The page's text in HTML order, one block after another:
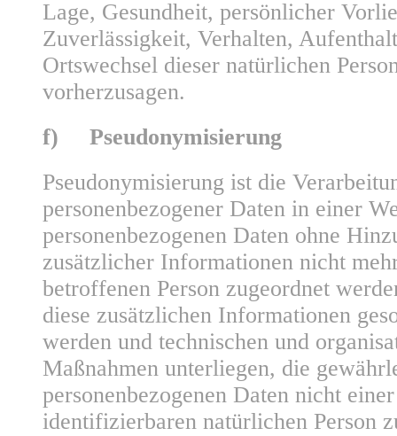
Lage, Gesundheit, persönlicher
Zuverlässigkeit, Verhalten,
Ortswechsel dieser natürlichen
vorherzusagen.
f) Pseudonymisierung
Pseudonymisierung ist die
personenbezogener Daten in einer
personenbezogenen Daten ohne
zusätzlicher Informationen nicht
betroffenen Person zugeordnet
diese zusätzlichen Informationen
werden und technischen und
Maßnahmen unterliegen, die
personenbezogenen Daten nicht
identifizierbaren natürlichen Person